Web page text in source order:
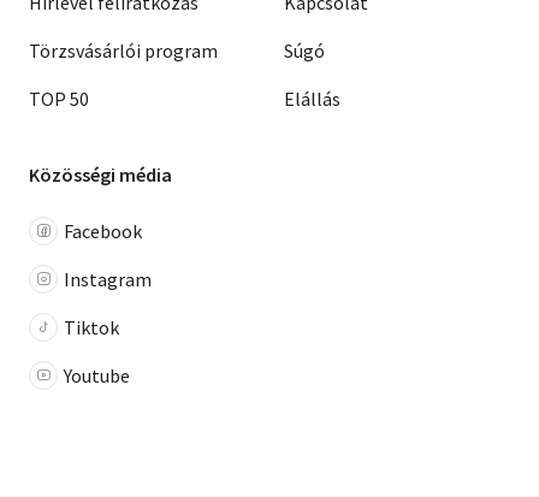
Törzsvásárlói program
TOP 50
Súgó
Elállás
Közösségi média
Facebook
Instagram
Tiktok
Youtube